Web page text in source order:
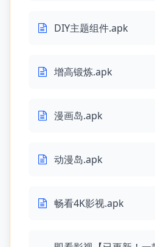
DIY主题组件.apk
增高锻炼.apk
漫画岛.apk
动漫岛.apk
畅看4K影视.apk